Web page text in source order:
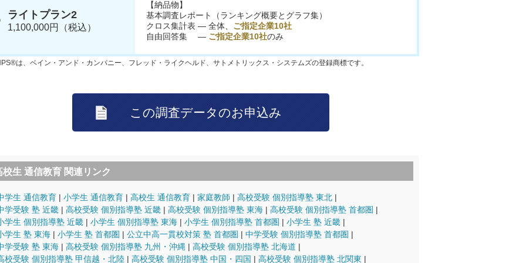
ライトプラン2
1,100,000円（税込）
【納品物】
基本調査レポート（ランキング概要とグラフ集）
クロス集計表 ― 全体、 ご指定企業10社
自由回答集 ― ご指定企業10社のみ
は、ベイン・アンド・カンパニー、フレッド・ライクヘルド、サトメトリックス・システムズの登録商標です。
校生 通信教育 関連リンク
学生 通信教育 小学生 通信教育 高校生 通信教育 家庭教師
高校受験 個別指導塾 東北
学受験 塾 近畿
高校受験 個別指導塾 近畿 高校受験 個別指導塾 東海
高校受験 個別指導塾 首都圏
学生 個別指導塾 近畿
小学生 個別指導塾 東海 小学生 個別指導塾 首都圏
小学生 塾 近畿
学生 塾 東海
小学生 塾 首都圏 公立中高一貫校対策 塾 首都圏
中学受験 個別指導塾 首都圏
学受験 塾 東海
高校受験 個別指導塾 九州・沖縄
高校受験 個別指導塾 北海道
校受験 個別指導塾 甲信越・北陸
高校受験 個別指導塾 中国・四国 高校受験 個別指導塾 北関東